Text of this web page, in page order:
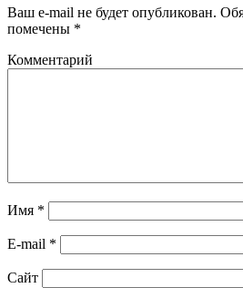
Ваш e-mail не будет опубликован.
помечены *
Комментарий
Имя *
E-mail *
Сайт